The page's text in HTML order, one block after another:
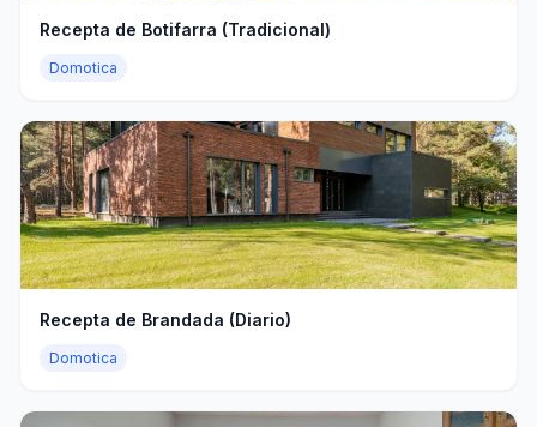
Recepta de Botifarra (Tradicional)
Domotica
Recepta de Brandada (Diario)
Domotica